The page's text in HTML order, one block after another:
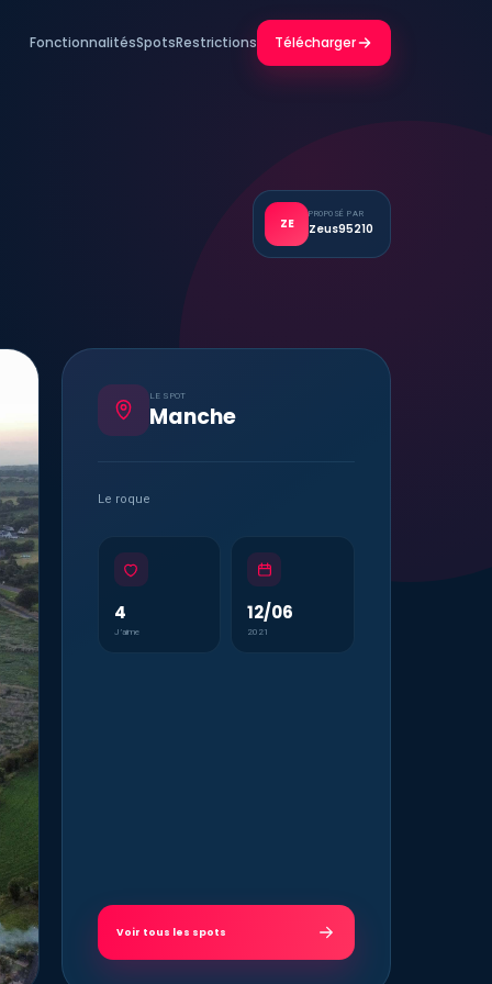
FonctionnalitésSpotsRestrictions Télécharger
ZE
PROPOSÉ PAR
Zeus95210
LE SPOT
Manche
Le roque
4
J’aime
12/06
2021
Voir tous les spots